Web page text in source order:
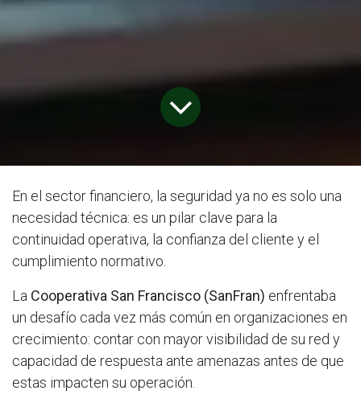
En el sector financiero, la seguridad ya no es solo una
necesidad técnica: es un pilar clave para la
continuidad operativa, la confianza del cliente y el
cumplimiento normativo.
La Cooperativa San Francisco (SanFran) enfrentaba
un desafío cada vez más común en organizaciones en
crecimiento: contar con mayor visibilidad de su red y
capacidad de respuesta ante amenazas antes de que
estas impacten su operación.